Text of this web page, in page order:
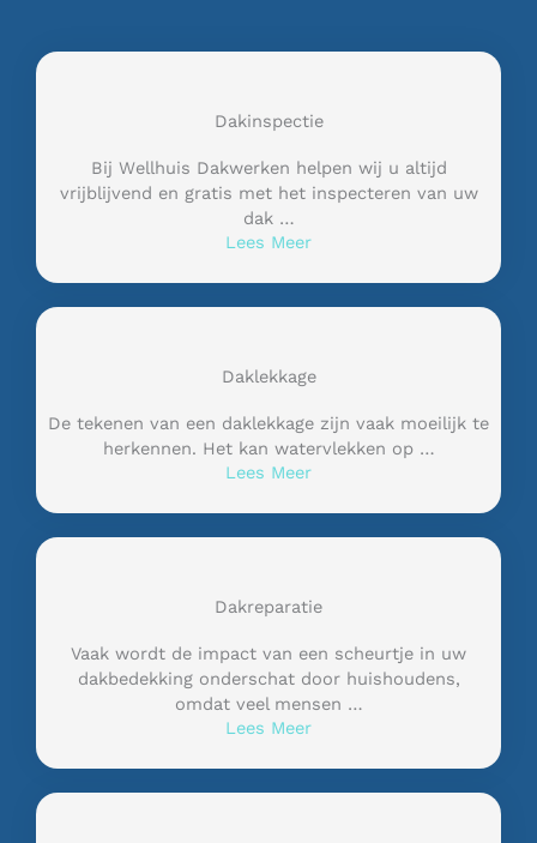
Dakinspectie
Bij Wellhuis Dakwerken helpen wij u altijd
vrijblijvend en gratis met het inspecteren van uw
dak …
Lees Meer
Daklekkage
De tekenen van een daklekkage zijn vaak moeilijk te
herkennen. Het kan watervlekken op …
Lees Meer
Dakreparatie
Vaak wordt de impact van een scheurtje in uw
dakbedekking onderschat door huishoudens,
omdat veel mensen …
Lees Meer